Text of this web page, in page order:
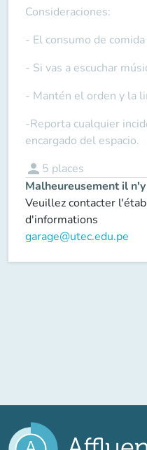
Consideraciones:
- El consumo de
- Si vas a escuchar
- Mantén el orden y la
-Reporta cualquier
encargado del espacio.
person 5 places
Malheureusement il
Veuillez contacter
d'informations
garage@utec.edu.pe